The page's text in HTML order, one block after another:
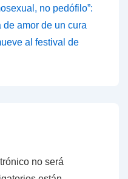
no pedófilo”:
de amor de un cura
al festival de
no será